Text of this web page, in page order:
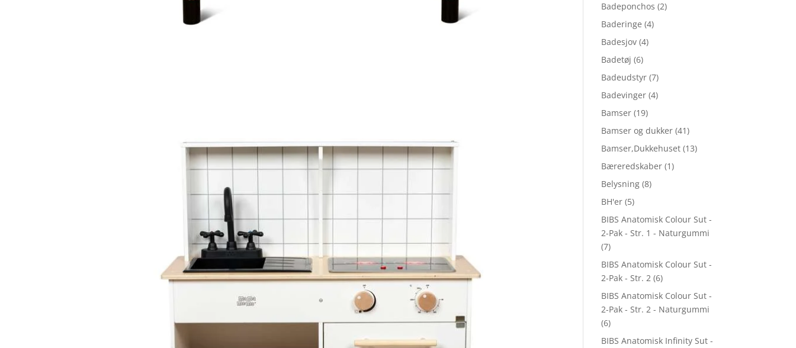
Badeponchos (2)
Baderinge (4)
Badesjov (4)
Badetøj (6)
Badeudstyr (7)
Badevinger (4)
Bamser (19)
Bamser og dukker (41)
Bamser,Dukkehuset (13)
Bæreredskaber (1)
Belysning (8)
BH'er (5)
BIBS Anatomisk Colour Sut -
2-Pak - Str. 1 - Naturgummi
(7)
BIBS Anatomisk Colour Sut -
2-Pak - Str. 2 (6)
BIBS Anatomisk Colour Sut -
2-Pak - Str. 2 - Naturgummi
(6)
BIBS Anatomisk Infinity Sut -